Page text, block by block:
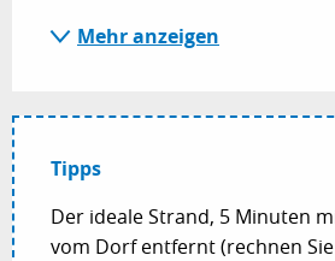
Mehr anzeigen
Tipps
Der ideale Strand, 5 Minuten
vom Dorf entfernt (rechnen